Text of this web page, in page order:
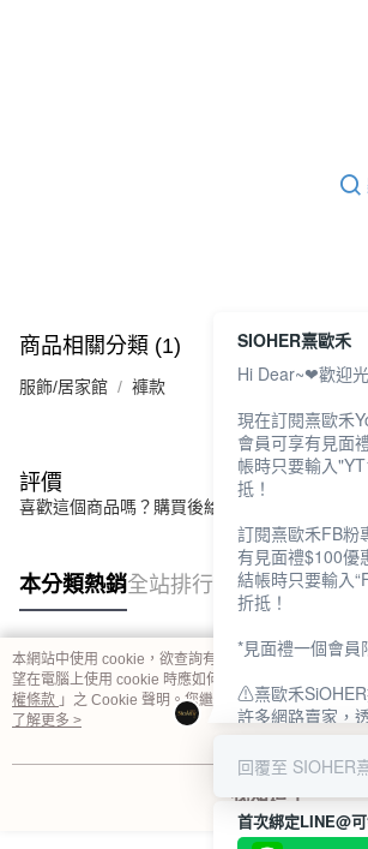
商品相關分類 (1)
服飾/居家館 褲款
評價
喜歡這個商品嗎？購買後給他一個好評吧
本分類熱銷全站排行
熱門標籤
本網站中使用 cookie，欲查詢有關本網站使用 cookie 方
望在電腦上使用 cookie 時應如何變更電腦的 cookie 設
權條款 」之 Cookie 聲明。您繼續使用本網站即表示您
用條款之 Cookie 聲明使用 cookie。
了解更多 >
我知道了
SIOHER熹歐禾
Hi Dear~❤歡迎
現在訂閱熹歐禾
會員可享有見面
帳時只要輸入
抵！
訂閱熹歐禾FB粉
有見面禮$100優
結帳時只要輸入
折抵！
*見面禮一個會員
⚠熹歐禾
許多網路賣家，
SiOHER』品牌授
消費者上當及受
回覆至 SIOHER